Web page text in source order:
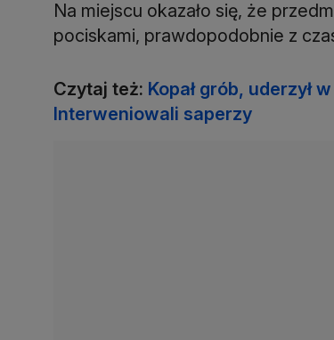
Na miejscu okazało się, że
pociskami, prawdopodobnie z
Czytaj też: Kopał grób, uderzył
Interweniowali saperzy